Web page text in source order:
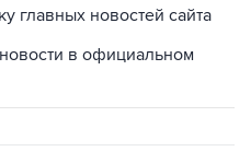
главных новостей сайта
в официальном